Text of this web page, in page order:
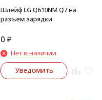
Шлейф LG Q610NM Q7 на
разъем зарядки
0₽
Нет в наличии
Уведомить